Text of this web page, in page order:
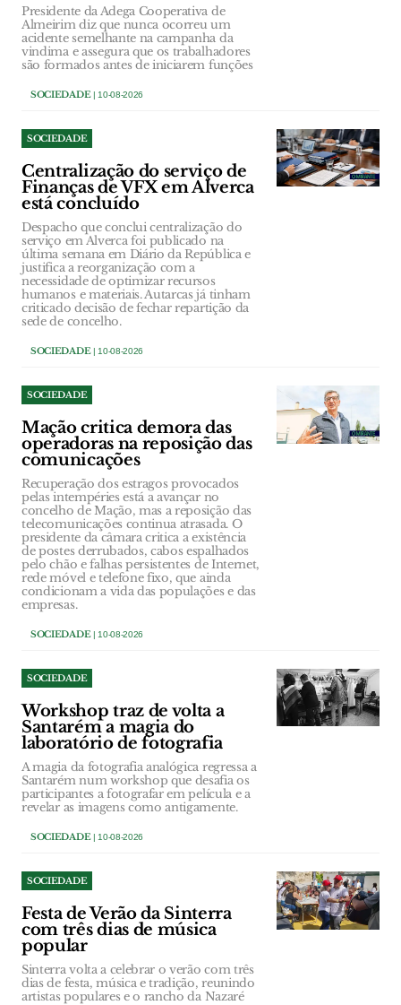
Presidente da Adega Cooperativa de
Almeirim diz que nunca ocorreu um
acidente semelhante na campanha da
vindima e assegura que os trabalhadores
são formados antes de iniciarem funções
SOCIEDADE| 10-08-2026
SOCIEDADE
Centralização do serviço de
Finanças de VFX em Alverca
está concluído
Despacho que conclui centralização do
serviço em Alverca foi publicado na
última semana em Diário da República e
justifica a reorganização com a
necessidade de optimizar recursos
humanos e materiais. Autarcas já tinham
criticado decisão de fechar repartição da
sede de concelho.
SOCIEDADE| 10-08-2026
SOCIEDADE
Mação critica demora das
operadoras na reposição das
comunicações
Recuperação dos estragos provocados
pelas intempéries está a avançar no
concelho de Mação, mas a reposição das
telecomunicações continua atrasada. O
presidente da câmara critica a existência
de postes derrubados, cabos espalhados
pelo chão e falhas persistentes de Internet,
rede móvel e telefone fixo, que ainda
condicionam a vida das populações e das
empresas.
SOCIEDADE| 10-08-2026
SOCIEDADE
Workshop traz de volta a
Santarém a magia do
laboratório de fotografia
A magia da fotografia analógica regressa a
Santarém num workshop que desafia os
participantes a fotografar em película e a
revelar as imagens como antigamente.
SOCIEDADE| 10-08-2026
SOCIEDADE
Festa de Verão da Sinterra
com três dias de música
popular
Sinterra volta a celebrar o verão com três
dias de festa, música e tradição, reunindo
artistas populares e o rancho da Nazaré